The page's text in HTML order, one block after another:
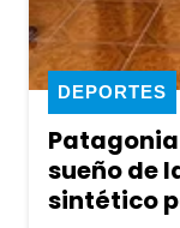
sueño de
sintético
DEPORTES